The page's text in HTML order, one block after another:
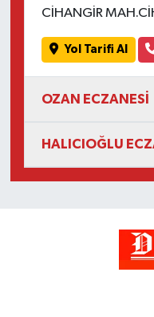
CİHANGİR
Yol Tarifi Al
OZAN ECZANESİ
HALICIOĞLU